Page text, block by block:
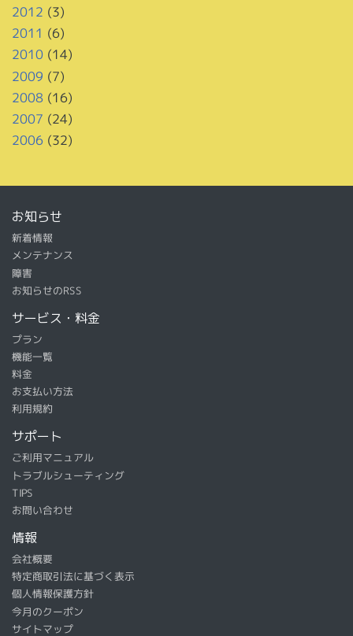
2012 (3)
2011 (6)
2010(14)
2009 (7)
2008 (16)
2007 (24)
2006 (32)
お知らせ
新着情報
メンテナンス
障害
お知らせのRSS
サービス・料金
プラン
機能一覧
料金
お支払い方法
利用規約
サポート
ご利用マニュアル
トラブルシューティング
TIPS
お問い合わせ
情報
会社概要
特定商取引法に基づく表示
個人情報保護方針
今月のクーポン
サイトマップ